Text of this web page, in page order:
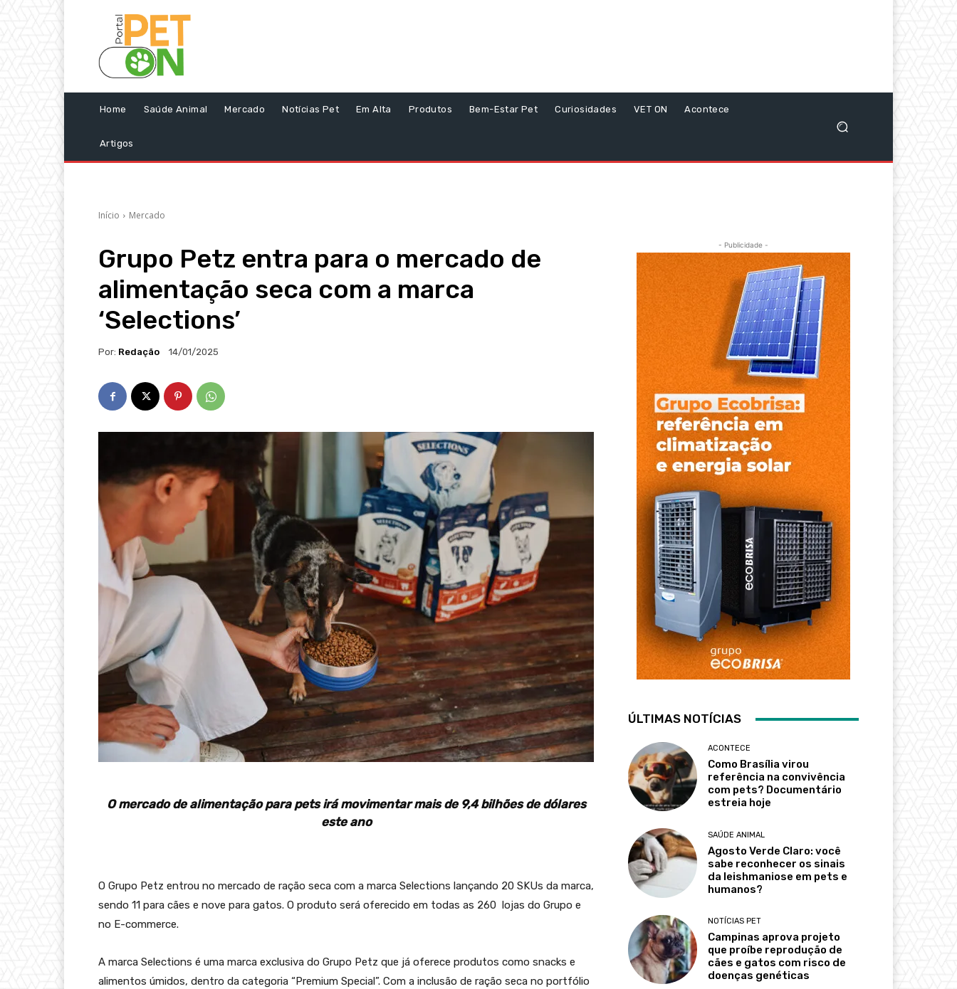
Home Saúde Animal Mercado Notícias Pet Em Alta Produtos Bem-Estar Pet Curiosidades VET ON Acontece
Artigos
Início Mercado
Grupo Petz entra para o mercado de
alimentação seca com a marca
‘Selections’
Por: Redação 14/01/2025
O mercado de alimentação para pets irá movimentar mais de 9,4 bilhões de dólares
este ano
O Grupo Petz entrou no mercado de ração seca com a marca Selections lançando 20 SKUs da marca,
sendo 11 para cães e nove para gatos. O produto será oferecido em todas as 260 lojas do Grupo e
no E-commerce.
A marca Selections é uma marca exclusiva do Grupo Petz que já oferece produtos como snacks e
alimentos úmidos, dentro da categoria “Premium Special”. Com a inclusão de ração seca no portfólio
- Publicidade -
ÚLTIMAS NOTÍCIAS
ACONTECE
Como Brasília virou
referência na convivência
com pets? Documentário
estreia hoje
SAÚDE ANIMAL
Agosto Verde Claro: você
sabe reconhecer os sinais
da leishmaniose em pets e
humanos?
NOTÍCIAS PET
Campinas aprova projeto
que proíbe reprodução de
cães e gatos com risco de
doenças genéticas